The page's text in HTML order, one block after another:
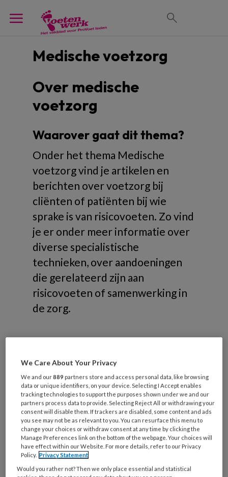
Medische voetzorg
Over medische
voetzorg
Waarover gaat dit thema?
Onder het thema Medische
voetzorg vind je artikelen en
berichten over voetzorg bij
cliënten of patiënten bij wie
sprake is van risicovoeten. Zo vind
je er onder meer informatie over
diverse specialistische
technieken, over aandoeningen
die gerelateerd zijn aan
risicovoeten of samenwerking in
de zorg.
Onderwerpen
Risicovoeten
Diabetische voet
Reumatische voet
Oncologische voet
Spastische voet
We Care About Your Privacy
We and our889 partners store and access personal data, like browsing
data or unique identifiers, on your device. Selecting I Accept enables
tracking technologies to support the purposes shown under we and our
partners process data to provide. Selecting Reject All or withdrawing your
consent will disable them. If trackers are disabled, some content and ads
you see may not be as relevant to you. You can resurface this menu to
change your choices or withdraw consent at any time by clicking the
Manage Preferences link on the bottom of the webpage. Your choices will
have effect within our Website. For more details, refer to our Privacy
Policy. Privacy Statement
Would you rather not? Then we only place essential and statistical